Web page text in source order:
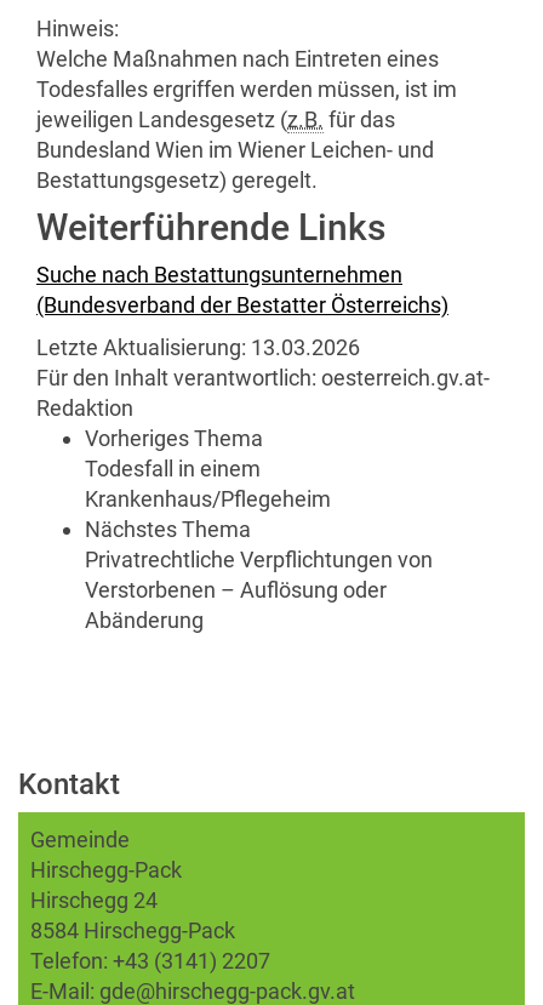
Hinweis:
Welche Maßnahmen nach Eintreten eines
Todesfalles ergriffen werden müssen, ist im
jeweiligen Landesgesetz (z.B. für das
Bundesland Wien im Wiener Leichen- und
Bestattungsgesetz) geregelt.
Weiterführende Links
Suche nach Bestattungsunternehmen
(Bundesverband der Bestatter Österreichs)
Letzte Aktualisierung: 13.03.2026
Für den Inhalt verantwortlich: oesterreich.gv.at-
Redaktion
Vorheriges Thema
Todesfall in einem
Krankenhaus/Pflegeheim
Nächstes Thema
Privatrechtliche Verpflichtungen von
Verstorbenen – Auflösung oder
Abänderung
Kontakt
Gemeinde
Hirschegg-Pack
Hirschegg 24
8584 Hirschegg-Pack
Telefon: +43 (3141) 2207
E-Mail: gde@hirschegg-pack.gv.at